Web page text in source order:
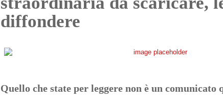
diffondere
Quello che state per leggere non è un comunicato